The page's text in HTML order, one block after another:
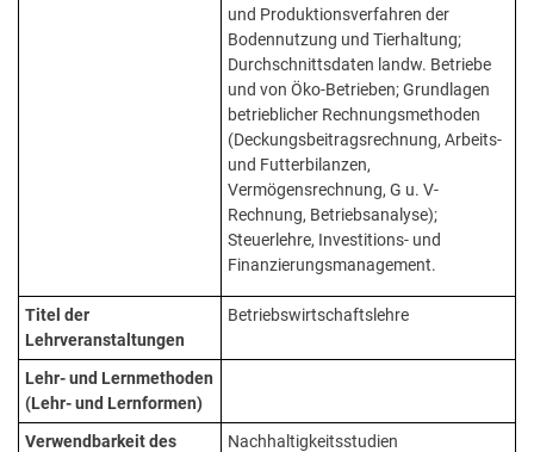
und Produktionsverfahren der
Bodennutzung und Tierhaltung;
Durchschnittsdaten landw. Betriebe
und von Öko-Betrieben; Grundlagen
betrieblicher Rechnungsmethoden
(Deckungsbeitragsrechnung, Arbeits-
und Futterbilanzen,
Vermögensrechnung, G u. V-
Rechnung, Betriebsanalyse);
Steuerlehre, Investitions- und
Finanzierungsmanagement.
Titel der
Lehrveranstaltungen
Betriebswirtschaftslehre
Lehr- und Lernmethoden
(Lehr- und Lernformen)
Verwendbarkeit des
Nachhaltigkeitsstudien